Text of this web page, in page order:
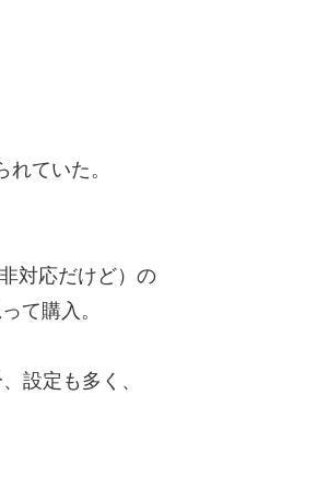
れていた。
対応だけど）の
て購入。
設定も多く、